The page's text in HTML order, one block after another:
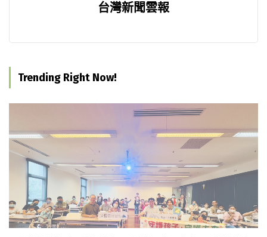
台灣新聞雲報
Trending Right Now!